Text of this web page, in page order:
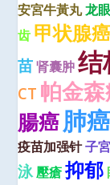
安宮牛黃丸龙
齿 甲状腺癌
苗 肾囊肿 结
CT 帕金
腸癌肺癌
疫苗加强针子宮
泳壓瘡 抑郁